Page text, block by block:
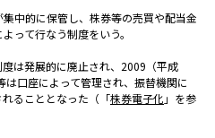
中的に保管し、株券等の売買や配当金
って行なう制度をいう。
は発展的に廃止され、2009（平成
口座によって管理され、振替機関に
ることとなった（「株券電子化 」を参